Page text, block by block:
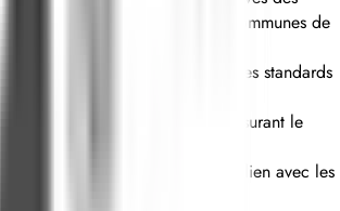
les chambres et les parties communes de
mise en place et au respect des standards
de l’espace aquatique en assurant le
de l’eau.
qui vous sont confiées en lien avec les
d’hygiène et de sécurité.